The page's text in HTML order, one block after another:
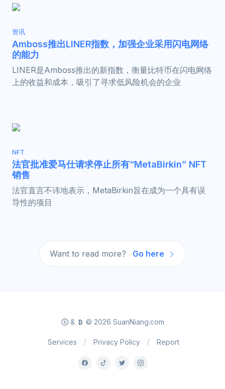
资讯
Amboss推出LINER指数，加强企业采用闪电网络
的能力
LINER是Amboss推出的新指数，衡量比特币在闪电网络
上的收益和成本，吸引了寻求低风险机会的企业
NFT
法官批准爱马仕请求停止所有“MetaBirkin” NFT
销售
法官直言不讳地表示，MetaBirkin旨在成为一个具有误
导性的项目
Want to read more? Go here
& © 2026 SuanNiang.com
Services Privacy Policy Report